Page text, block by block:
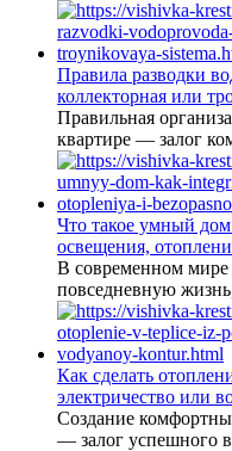
Правила разводки
коллекторная или
Правильная
квартире — залог
Что такое умный
освещения,
В современном мире
повседневную
Как сделать
электричество или
Создание
— залог успешного